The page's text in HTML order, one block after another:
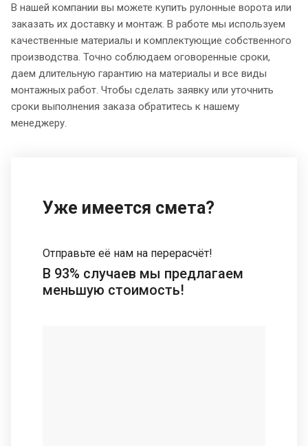
В нашей компании вы можете купить рулонные ворота или
заказать их доставку и монтаж. В работе мы используем
качественные материалы и комплектующие собственного
производства. Точно соблюдаем оговоренные сроки,
даем длительную гарантию на материалы и все виды
монтажных работ. Чтобы сделать заявку или уточнить
сроки выполнения заказа обратитесь к нашему
менеджеру.
Уже имеется смета?
Отправьте её нам на перерасчёт!
В 93% случаев мы предлагаем
меньшую стоимость!